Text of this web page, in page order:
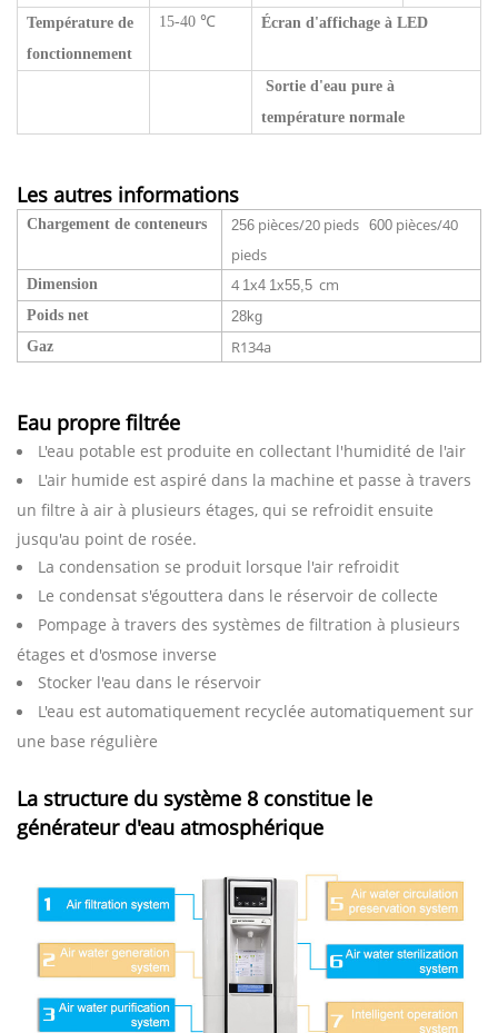
Température de
fonctionnement
15-40 ℃ Écran d'affichage à LED
Sortie d'eau pure à
température normale
Les autres informations
Chargement de conteneurs 256 pièces/20 pieds 600 pièces/40
pieds
Dimension 4 1x4 1x55,5 cm​​
Poids net 28kg
Gaz R134a
Eau propre filtrée
L'eau potable est produite en collectant l'humidité de l'air
L'air humide est aspiré dans la machine et passe à travers
un filtre à air à plusieurs étages, qui se refroidit ensuite
jusqu'au point de rosée.
La condensation se produit lorsque l'air refroidit
Le condensat s'égouttera dans le réservoir de collecte
Pompage à travers des systèmes de filtration à plusieurs
étages et d'osmose inverse
Stocker l'eau dans le réservoir
L'eau est automatiquement recyclée automatiquement sur
une base régulière
La structure du système 8 constitue le
générateur d'eau atmosphérique